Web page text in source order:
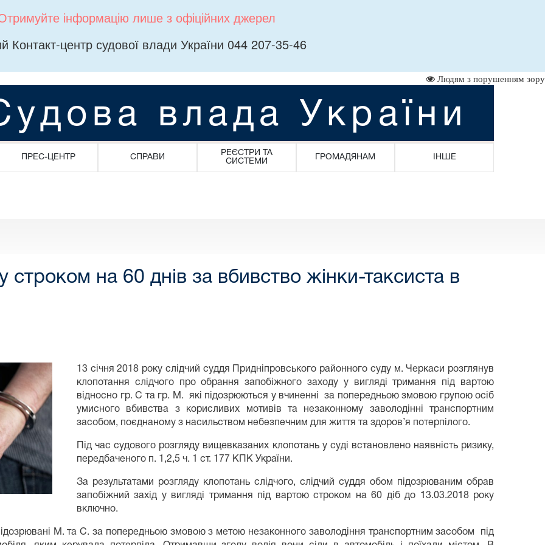
інформацію лише з офіційних джерел
Контакт-центр судової влади України 044 207-35-46
Людям з порушенням зору
влада України
ПРЕС-ЦЕНТР СПРАВИ
РЕЄСТРИ ТА
СИСТЕМИ
ГРОМАДЯНАМ ІНШЕ
строком на 60 днів за вбивство жінки-таксиста в
13 січня 2018 року слідчий суддя Придніпровського районного суду м. Черкаси розглянув
клопотання слідчого про обрання запобіжного заходу у вигляді тримання під вартою
відносно гр. С та гр. М. які підозрюються у вчиненні за попередньою змовою групою осіб
умисного вбивства з корисливих мотивів та незаконному заволодінні транспортним
засобом, поєднаному з насильством небезпечним для життя та здоров’я потерпілого.
Під час судового розгляду вищевказаних клопотань у суді встановлено наявність ризику,
передбаченого п. 1,2,5 ч. 1 ст. 177 КПК України.
За результатами розгляду клопотань слідчого, слідчий суддя обом підозрюваним обрав
запобіжний захід у вигляді тримання під вартою строком на 60 діб до 13.03.2018 року
включно.
М. та С. за попередньою змовою з метою незаконного заволодіння транспортним засобом під